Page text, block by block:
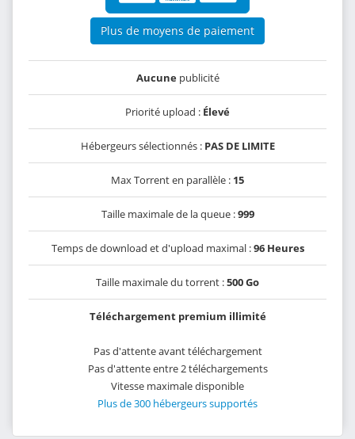
Plus de moyens de paiement
Aucunepublicité
Priorité upload : Élevé
Hébergeurs sélectionnés : PAS DE LIMITE
Max Torrent en parallèle : 15
Taille maximale de la queue :999
Temps de download et d'upload maximal :96 Heures
Taille maximale du torrent :500 Go
Téléchargement premium illimité
Pas d'attente avant téléchargement
Pas d'attente entre 2 téléchargements
Vitesse maximale disponible
Plus de 300 hébergeurs supportés